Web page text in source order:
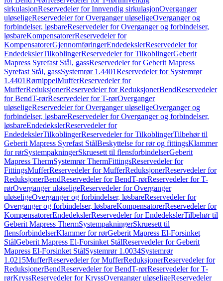
sirkulasjonReservedeler for Innvendig sirkulasjonOverganger
uløseligeReservedeler for Overganger uløseligeOverganger og
forbindelser, løsbareReservedeler for Overganger og forbindelser,
løsbareKompensatorerReservedeler for
KompensatorerGjennomføringerEndedekslerReservedeler for
EndedekslerTilkoblingerReservedeler for TilkoblingerGeberit
Mapress Syrefast Stål, gassReservedeler for Geberit Mapress
Syrefast Stål, gassSystemrør 1.4401Reservedeler for Systemrør
1.4401RørnippelMufferReservedeler for
MufferReduksjonerReservedeler for ReduksjonerBendReservedeler
for BendT-rørReservedeler for T-rørOverganger
uløseligeReservedeler for Overganger uløseligeOverganger og
forbindelser, løsbareReservedeler for Overganger og forbindelser,
løsbareEndedekslerReservedeler for
EndedekslerTilkoblingerReservedeler for TilkoblingerTilbehør til
Geberit Mapress Syrefast StålBeskyttelse for rør og fittingsKlammer
for rørSystempakningerSkruesett til flensforbindelserGeberit
Mapress ThermSystemrør ThermFittingsReservedeler for
FittingsMufferReservedeler for MufferReduksjonerReservedeler for
ReduksjonerBendReservedeler for BendT-rørReservedeler for T-
rørOverganger uløseligeReservedeler for Overganger
uløseligeOverganger og forbindelser, løsbareReservedeler for
Overganger og forbindelser, løsbareKompensatorerReservedeler for
KompensatorerEndedekslerReservedeler for EndedekslerTilbehør til
Geberit Mapress ThermSystempakningerSkruesett til
flensforbindelserKlammer for rørGeberit Mapress El-Forsinket
StålGeberit Mapress El-Forsinket StålReservedeler for Geberit
Mapress El-Forsinket StålSystemrør 1.0034Systemrør
1.0215MufferReservedeler for MufferReduksjonerReservedeler for
ReduksjonerBendReservedeler for BendT-rørReservedeler for T-
rørKryssReservedeler for KryssOverganger uløseligeReservedeler